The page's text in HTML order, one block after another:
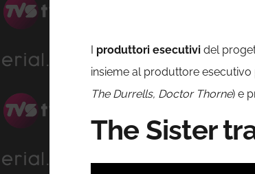
I produttori esecutivi del
insieme al produttore esecutivo
The Durrells, Doctor Thorne) e
The Sister